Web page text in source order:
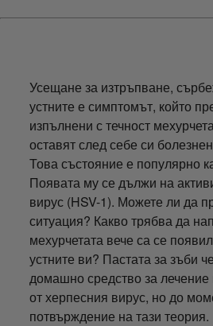
Усещане за изтръпване,
устните е симптомът, който
изпълнени с течност
оставят след себе си
Това състояние е популярно
Появата му се дължи на
вирус (HSV-1). Можете ли да
ситуация? Какво трябва да
мехурчетата вече са се
устните ви? Пастата за зъби
домашно средство за
от херпесния вирус, но до
потвърждение на тази теория.